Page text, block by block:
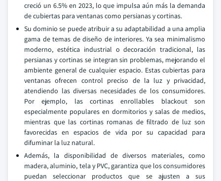
creció un 6.5% en 2023, lo que impulsa aún más la demanda
de cubiertas para ventanas como persianas y cortinas.
Su dominio se puede atribuir a su adaptabilidad a una amplia
gama de temas de diseño de interiores. Ya sea minimalismo
moderno, estética industrial o decoración tradicional, las
persianas y cortinas se integran sin problemas, mejorando el
ambiente general de cualquier espacio. Estas cubiertas para
ventanas ofrecen control preciso de la luz y privacidad,
atendiendo las diversas necesidades de los consumidores.
Por ejemplo, las cortinas enrollables blackout son
especialmente populares en dormitorios y salas de medios,
mientras que las cortinas romanas de filtrado de luz son
favorecidas en espacios de vida por su capacidad para
difuminar la luz natural.
Además, la disponibilidad de diversos materiales, como
madera, aluminio, tela y PVC, garantiza que los consumidores
puedan seleccionar productos que se ajusten a sus